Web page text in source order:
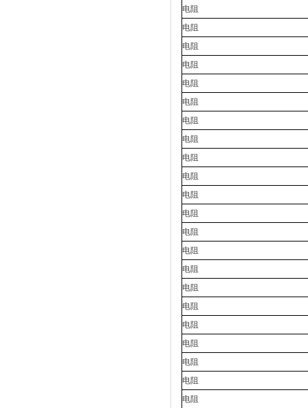
电阻
电阻
电阻
电阻
电阻
电阻
电阻
电阻
电阻
电阻
电阻
电阻
电阻
电阻
电阻
电阻
电阻
电阻
电阻
电阻
电阻
电阻